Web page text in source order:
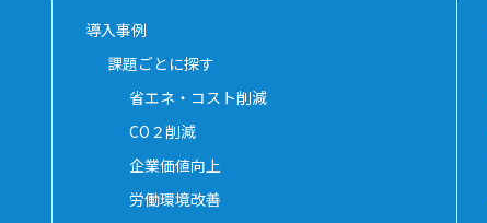
導入事例
課題ごとに探す
省エネ・コスト削減
CO２削減
企業価値向上
労働環境改善